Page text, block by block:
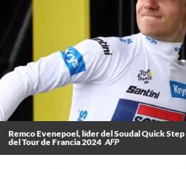
Remco Evenepoel, líder del Soudal Quick
del Tour de Francia 2024 AFP